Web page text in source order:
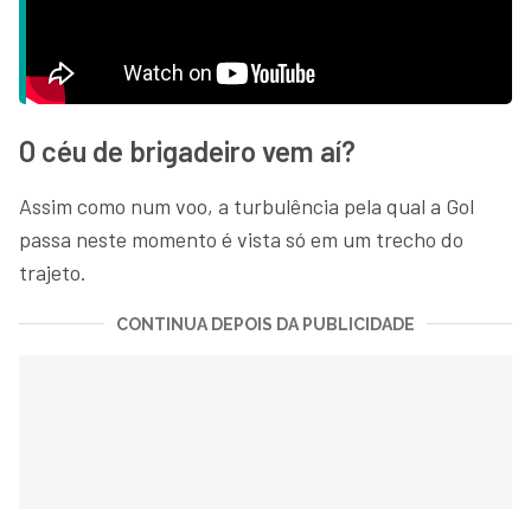
O céu de brigadeiro vem aí?
Assim como num voo, a turbulência pela qual a Gol
passa neste momento é vista só em um trecho do
trajeto.
CONTINUA DEPOIS DA PUBLICIDADE